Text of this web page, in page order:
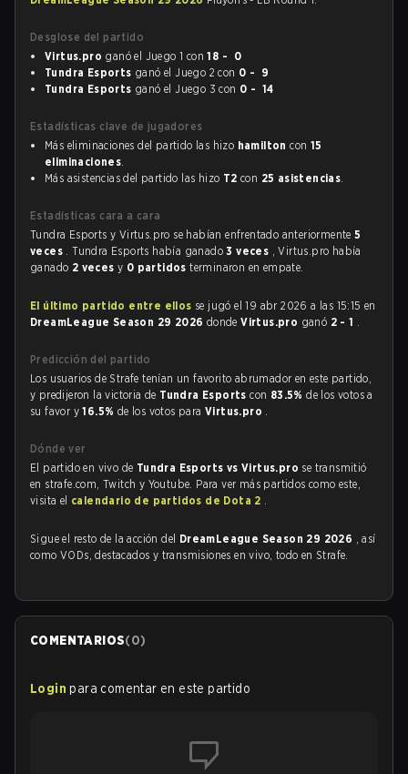
Desglose del partido
Virtus.pro ganó el Juego 1 con18 - 0
Tundra Esports ganó el Juego 2 con 0 - 9
Tundra Esports ganó el Juego 3 con 0 - 14
Estadísticas clave de jugadores
Más eliminaciones del partido las hizo hamilton con 15
eliminaciones.
Más asistencias del partido las hizo T2 con 25 asistencias.
Estadísticas cara a cara
Tundra Esports y Virtus.pro se habían enfrentado anteriormente5
veces . Tundra Esports había ganado3 veces , Virtus.pro había
ganado 2 vecesy 0 partidosterminaron en empate.
El último partido entre ellos se jugó el 19 abr 2026 a las 15:15 en
DreamLeague Season 29 2026 dondeVirtus.pro ganó 2 - 1 .
Predicción del partido
Los usuarios de Strafe tenían un favorito abrumador en este partido,
y predijeron la victoria de Tundra Esportscon 83.5%de los votos a
su favor y16.5% de los votos paraVirtus.pro .
Dónde ver
El partido en vivo de Tundra Esports vs Virtus.pro se transmitió
en strafe.com, Twitch y Youtube. Para ver más partidos como este,
visita el calendario de partidos de Dota 2 .
Sigue el resto de la acción del DreamLeague Season 29 2026 , así
como VODs, destacados y transmisiones en vivo, todo en Strafe.
COMENTARIOS(0)
Login para comentar en este partido